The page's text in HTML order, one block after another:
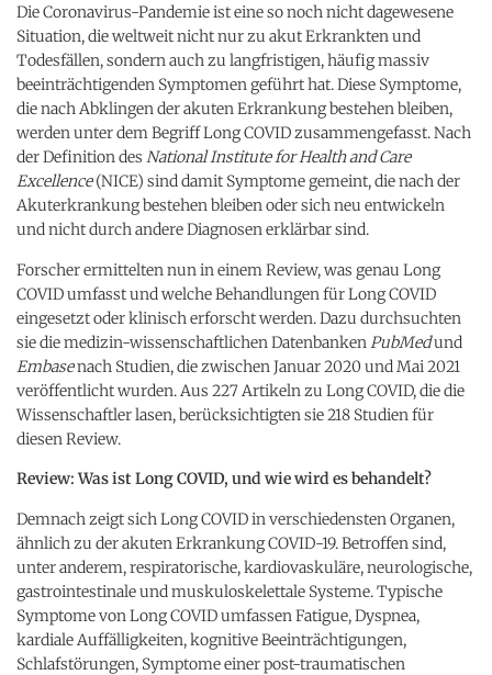
Die Coronavirus-Pandemie ist eine so noch nicht dagewesene
Situation, die weltweit nicht nur zu akut Erkrankten und
Todesfällen, sondern auch zu langfristigen, häufig massiv
beeinträchtigenden Symptomen geführt hat. Diese Symptome,
die nach Abklingen der akuten Erkrankung bestehen bleiben,
werden unter dem Begriff Long COVID zusammengefasst. Nach
der Definition des National Institute for Health and Care
Excellence(NICE) sind damit Symptome gemeint, die nach der
Akuterkrankung bestehen bleiben oder sich neu entwickeln
und nicht durch andere Diagnosen erklärbar sind.
Forscher ermittelten nun in einem Review, was genau Long
COVID umfasst und welche Behandlungen für Long COVID
eingesetzt oder klinisch erforscht werden. Dazu durchsuchten
sie die medizin-wissenschaftlichen DatenbankenPubMedund
Embasenach Studien, die zwischen Januar 2020 und Mai 2021
veröffentlicht wurden. Aus 227 Artikeln zu Long COVID, die die
Wissenschaftler lasen, berücksichtigten sie 218 Studien für
diesen Review.
Review: Was ist Long COVID, und wie wird es behandelt?
Demnach zeigt sich Long COVID in verschiedensten Organen,
ähnlich zu der akuten Erkrankung COVID-19. Betroffen sind,
unter anderem, respiratorische, kardiovaskuläre, neurologische,
gastrointestinale und muskuloskelettale Systeme. Typische
Symptome von Long COVID umfassen Fatigue, Dyspnea,
kardiale Auffälligkeiten, kognitive Beeinträchtigungen,
Schlafstörungen, Symptome einer post-traumatischen